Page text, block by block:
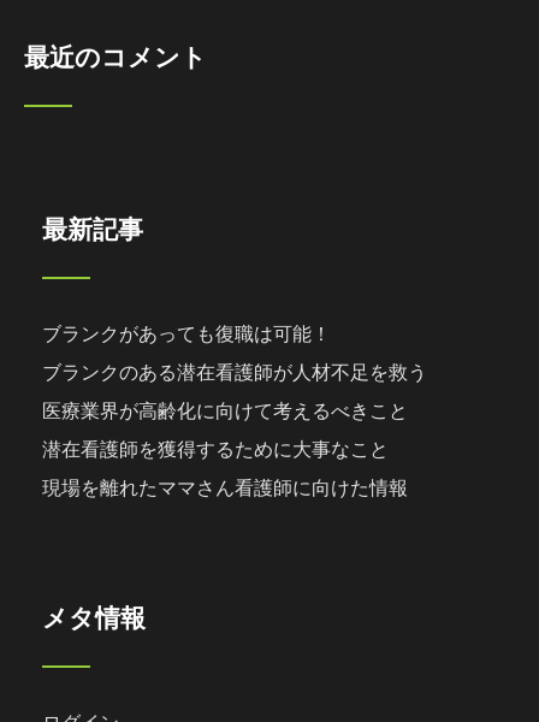
最近のコメント
最新記事
ブランクがあっても復職は可能！
ブランクのある潜在看護師が人材不足を救う
医療業界が高齢化に向けて考えるべきこと
潜在看護師を獲得するために大事なこと
現場を離れたママさん看護師に向けた情報
メタ情報